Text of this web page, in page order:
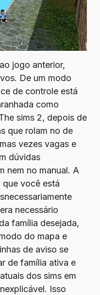
jogo anterior,
De um modo
de controle está
como
sims 2, depois de
que rolam no de
vezes vagas e
dúvidas
nem no manual. A
que você está
necessário
família desejada,
do mapa e
de aviso se
de família ativa e
dos sims em
Isso